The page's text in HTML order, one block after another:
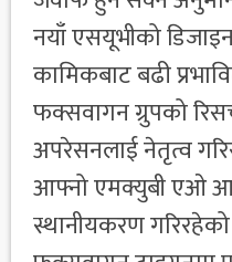
नयाँ एसयूभीको
कामिकबाट बढी
फक्सवागन ग्रुपको
अपरेसनलाई नेतृत्व
आफ्नो एमक्युबी एओ
स्थानीयकरण